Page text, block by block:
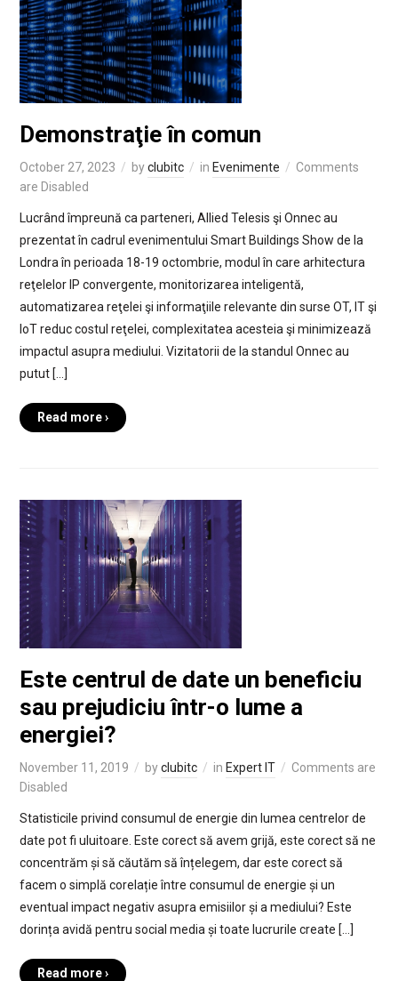
Demonstraţie în comun
October 27, 2023 byclubitc in Evenimente
Comments
are Disabled
Lucrând împreună ca parteneri, Allied Telesis şi Onnec au
prezentat în cadrul evenimentului Smart Buildings Show de la
Londra în perioada 18-19 octombrie, modul în care arhitectura
reţelelor IP convergente, monitorizarea inteligentă,
automatizarea reţelei şi informaţiile relevante din surse OT, IT şi
IoT reduc costul reţelei, complexitatea acesteia şi minimizează
impactul asupra mediului. Vizitatorii de la standul Onnec au
putut […]
Read more ›
Este centrul de date un beneficiu
sau prejudiciu într-o lume a
energiei?
November 11, 2019 byclubitc in Expert IT
Comments are
Disabled
Statisticile privind consumul de energie din lumea centrelor de
date pot fi uluitoare. Este corect să avem grijă, este corect să ne
concentrăm și să căutăm să înțelegem, dar este corect să
facem o simplă corelație între consumul de energie și un
eventual impact negativ asupra emisiilor și a mediului? Este
dorința avidă pentru social media și toate lucrurile create […]
Read more ›